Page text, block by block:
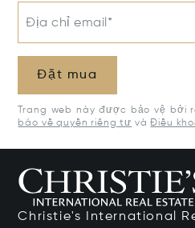
Địa chỉ email*
Đặt mua
Trang web này được bảo vệ bởi
báo về quyền riêng tư vàĐiều
Christie's International